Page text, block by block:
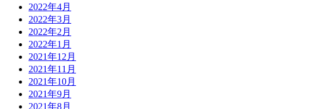
2022年4月
2022年3月
2022年2月
2022年1月
2021年12月
2021年11月
2021年10月
2021年9月
2021年8月